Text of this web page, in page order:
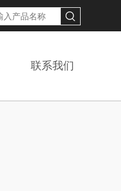
联系我们